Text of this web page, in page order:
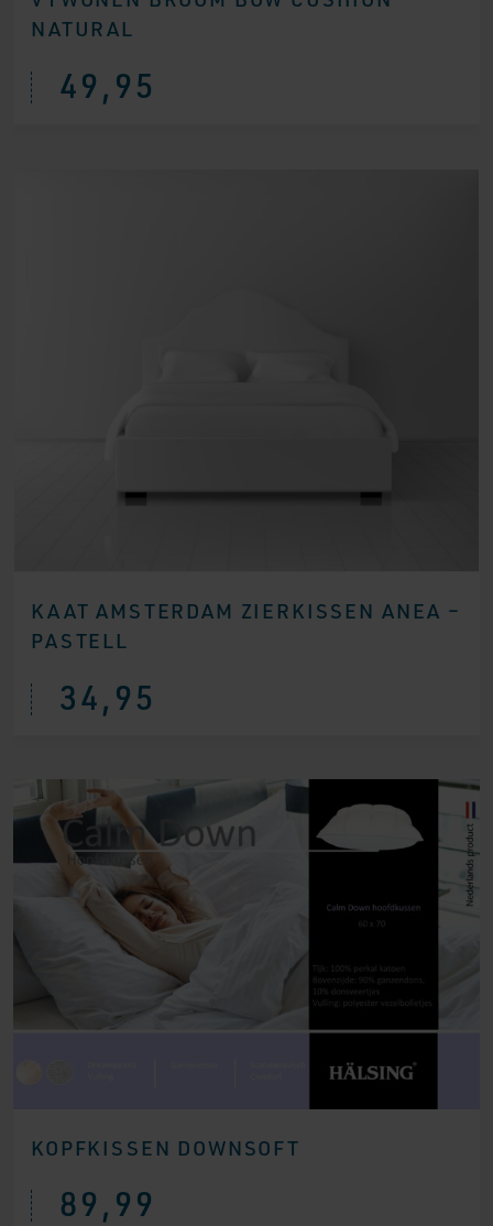
NATURAL
49,95
KAAT AMSTERDAM ZIERKISSEN ANEA –
PASTELL
34,95
KOPFKISSEN DOWNSOFT
89,99